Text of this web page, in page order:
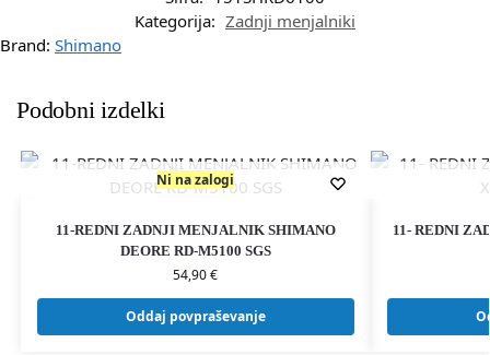
Kategorija: Zadnji menjalniki
Brand: Shimano
Podobni izdelki
Ni na zalogi
11-REDNI ZADNJI MENJALNIK SHIMANO
DEORE RD-M5100 SGS
54,90€
Oddaj povpraševanje
11- REDNI